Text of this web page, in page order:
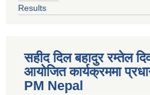
Results
सहीद दिल बहादुर रम्तेल
आयोजित कार्यक्रममा
PM Nepal